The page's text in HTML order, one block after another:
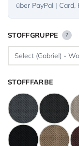
über PayPal | Card,
STOFFGRUPPE ?
STOFFFARBE